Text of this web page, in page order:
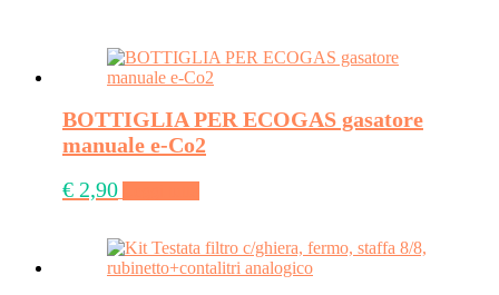
BOTTIGLIA PER ECOGAS gasatore
manuale e-Co2
€ 2,90